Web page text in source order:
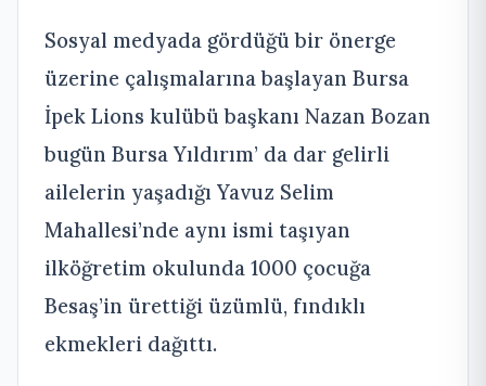
Sosyal medyada gördüğü bir önerge
üzerine çalışmalarına başlayan Bursa
İpek Lions kulübü başkanı Nazan Bozan
bugün Bursa Yıldırım’ da dar gelirli
ailelerin yaşadığı Yavuz Selim
Mahallesi’nde aynı ismi taşıyan
ilköğretim okulunda 1000 çocuğa
Besaş’in ürettiği üzümlü, fındıklı
ekmekleri dağıttı.